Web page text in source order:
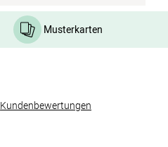
Musterkarten
Kundenbewertungen